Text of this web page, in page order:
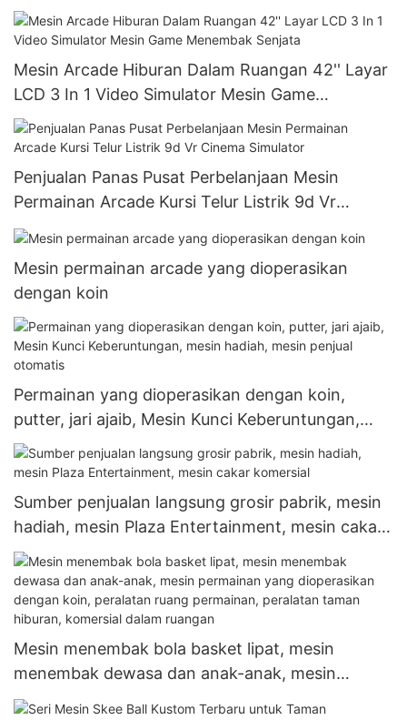
Dioperasikan Koin Hantu
Mesin Arcade Hiburan Dalam Ruangan 42'' Layar
LCD 3 In 1 Video Simulator Mesin Game
Menembak Senjata
Penjualan Panas Pusat Perbelanjaan Mesin
Permainan Arcade Kursi Telur Listrik 9d Vr
Cinema Simulator
Mesin permainan arcade yang dioperasikan
dengan koin
Permainan yang dioperasikan dengan koin,
putter, jari ajaib, Mesin Kunci Keberuntungan,
mesin hadiah, mesin penjual otomatis
Sumber penjualan langsung grosir pabrik, mesin
hadiah, mesin Plaza Entertainment, mesin cakar
komersial
Mesin menembak bola basket lipat, mesin
menembak dewasa dan anak-anak, mesin
permainan yang dioperasikan dengan koin,